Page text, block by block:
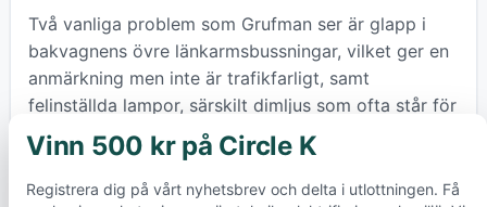
Två vanliga problem som Grufman ser är glapp i
bakvagnens övre länkarmsbussningar, vilket ger en
anmärkning men inte är trafikfarligt, samt
felinställda lampor, särskilt dimljus som ofta står för
högt. Dessa problem uppstår troligen då
lampinsatser vibrerar ur läge och inte kontrolleras
under regelbunden service.
Vinn 500 kr på Circle K
Registrera dig på vårt nyhetsbrev och delta i utlottningen. Få